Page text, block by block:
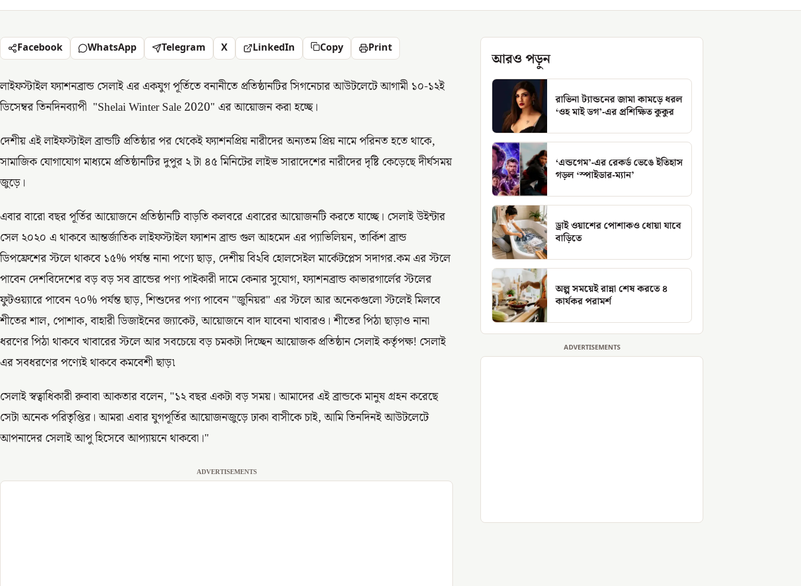
Facebook WhatsApp Telegram X LinkedIn Copy Print
লাইফস্টাইল ফ্যাশনব্রান্ড সেলাই এর একযুগ পূর্তিতে বনানীতে প্রতিষ্ঠানটির সিগনেচার আউটলেটে আগামী ১০-১২ই
ডিসেম্বর তিনদিনব্যাপী "Shelai Winter Sale 2020" এর আয়োজন করা হচ্ছে।
দেশীয় এই লাইফস্টাইল ব্রান্ডটি প্রতিষ্ঠার পর থেকেই ফ্যাশনপ্রিয় নারীদের অন্যতম প্রিয় নামে পরিনত হতে থাকে,
সামাজিক যোগাযোগ মাধ্যমে প্রতিষ্ঠানটির দুপুর ২ টা ৪৫ মিনিটের লাইভ সারাদেশের নারীদের দৃষ্টি কেড়েছে দীর্ঘসময়
জুড়ে।
এবার বারো বছর পূর্তির আয়োজনে প্রতিষ্ঠানটি বাড়তি কলবরে এবারের আয়োজনটি করতে যাচ্ছে। সেলাই উইন্টার
সেল ২০২০ এ থাকবে আন্তর্জাতিক লাইফস্টাইল ফ্যাশন ব্রান্ড গুল আহমেদ এর প্যাভিলিয়ন, তার্কিশ ব্রান্ড
ডিপফ্রেশের স্টলে থাকবে ১৫% পর্যন্ত নানা পণ্যে ছাড়, দেশীয় বি২বি হোলসেইল মার্কেটপ্লেস সদাগর.কম এর স্টলে
পাবেন দেশবিদেশের বড় বড় সব ব্রান্ডের পণ্য পাইকারী দামে কেনার সুযোগ, ফ্যাশনব্রান্ড কাভারগার্লের স্টলের
ফুটওয়্যারে পাবেন ৭০% পর্যন্ত ছাড়, শিশুদের পণ্য পাবেন "জুনিয়র" এর স্টলে আর অনেকগুলো স্টলেই মিলবে
শীতের শাল, পোশাক, বাহারী ডিজাইনের জ্যাকেট, আয়োজনে বাদ যাবেনা খাবারও। শীতের পিঠা ছাড়াও নানা
ধরণের পিঠা থাকবে খাবারের স্টলে আর সবচেয়ে বড় চমকটা দিচ্ছেন আয়োজক প্রতিষ্ঠান সেলাই কর্তৃপক্ষ! সেলাই
এর সবধরণের পণ্যেই থাকবে কমবেশী ছাড়৷
সেলাই স্বত্বাধিকারী রুবাবা আকতার বলেন, "১২ বছর একটা বড় সময়। আমাদের এই ব্রান্ডকে মানুষ গ্রহন করেছে
সেটা অনেক পরিতৃপ্তির। আমরা এবার যুগপূর্তির আয়োজনজুড়ে ঢাকা বাসীকে চাই, আমি তিনদিনই আউটলেটে
আপনাদের সেলাই আপু হিসেবে আপ্যায়নে থাকবো।"
ADVERTISEMENTS
আরও পড়ুন
রাভিনা ট্যান্ডনের জামা কামড়ে ধরল
‘ওহ মাই ডগ’-এর প্রশিক্ষিত কুকুর
‘এন্ডগেম’-এর রেকর্ড ভেঙে ইতিহাস
গড়ল ‘স্পাইডার-ম্যান’
ড্রাই ওয়াশের পোশাকও ধোয়া যাবে
বাড়িতে
অল্প সময়েই রান্না শেষ করতে ৪
কার্যকর পরামর্শ
ADVERTISEMENTS